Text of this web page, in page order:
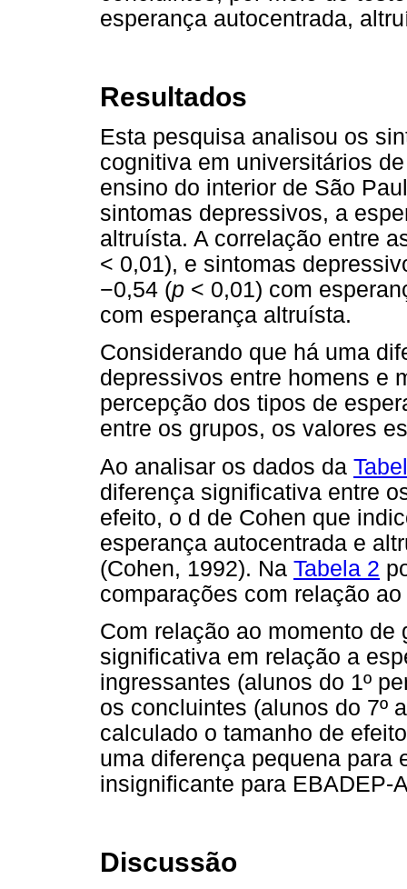
esperança autocentrada,
Resultados
Esta pesquisa analisou os
cognitiva em universitários
ensino do interior de São
sintomas depressivos, a
altruísta. A correlação entre
< 0,01), e sintomas
−0,54 (p < 0,01) com
com esperança altruísta.
Considerando que há uma
depressivos entre homens e
percepção dos tipos de
entre os grupos, os valores
Ao analisar os dados da
diferença significativa entre
efeito, o d de Cohen que
esperança autocentrada e
(Cohen, 1992). Na Tabela 2
comparações com relação
Com relação ao momento de
significativa em relação a
ingressantes (alunos do 1º
os concluintes (alunos do 7º
calculado o tamanho de
uma diferença pequena para
insignificante para EBADEP-
Discussão